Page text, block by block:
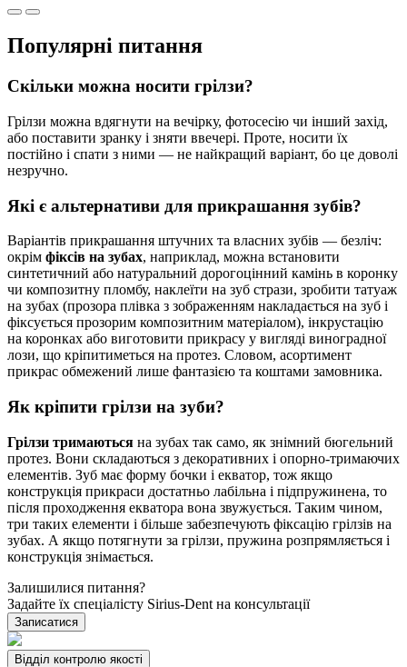
Популярні питання
Скільки можна носити грілзи?
Грілзи можна вдягнути на вечірку, фотосесію чи інший захід,
або поставити зранку і зняти ввечері. Проте, носити їх
постійно і спати з ними — не найкращий варіант, бо це доволі
незручно.
Які є альтернативи для прикрашання зубів?
Варіантів прикрашання штучних та власних зубів — безліч:
окрім фіксів на зубах, наприклад, можна встановити
синтетичний або натуральний дорогоцінний камінь в коронку
чи композитну пломбу, наклеїти на зуб стрази, зробити татуаж
на зубах (прозора плівка з зображенням накладається на зуб і
фіксується прозорим композитним матеріалом), інкрустацію
на коронках або виготовити прикрасу у вигляді виноградної
лози, що кріпитиметься на протез. Словом, асортимент
прикрас обмежений лише фантазією та коштами замовника.
Як кріпити грілзи на зуби?
Грілзи тримаються на зубах так само, як знімний бюгельний
протез. Вони складаються з декоративних і опорно-тримаючих
елементів. Зуб має форму бочки і екватор, тож якщо
конструкція прикраси достатньо лабільна і підпружинена, то
після проходження екватора вона звужується. Таким чином,
три таких елементи і більше забезпечують фіксацію грілзів на
зубах. А якщо потягнути за грілзи, пружина розпрямляється і
конструкція знімається.
Залишилися питання?
Задайте їх спеціалісту Sirius-Dent на консультації
Записатися
Відділ контролю якості